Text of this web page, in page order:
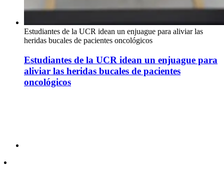
Estudiantes de la UCR idean un enjuague para aliviar las
heridas bucales de pacientes oncológicos
Estudiantes de la UCR idean un enjuague para
aliviar las heridas bucales de pacientes
oncológicos